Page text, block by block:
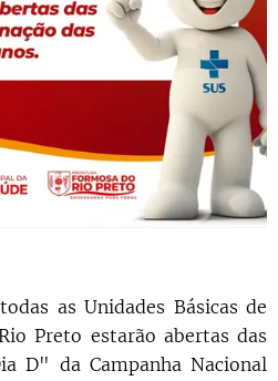
as Unidades Básicas de
Preto estarão abertas das
D" da Campanha Nacional